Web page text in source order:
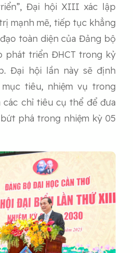
Đại hội XIII xác lập
mạnh mẽ, tiếp tục khẳng
toàn diện của Đảng bộ
phát triển ĐHCT trong kỷ
Đại hội lần này sẽ định
mục tiêu, nhiệm vụ trong
các chỉ tiêu cụ thể để đưa
phá trong nhiệm kỳ 05